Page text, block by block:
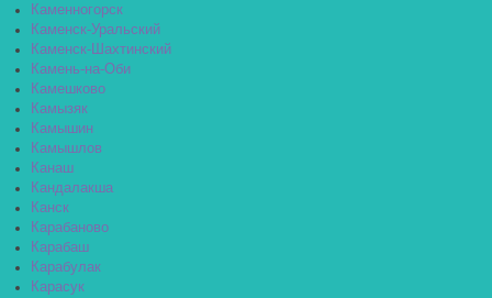
Каменногорск
Каменск-Уральский
Каменск-Шахтинский
Камень-на-Оби
Камешково
Камызяк
Камышин
Камышлов
Канаш
Кандалакша
Канск
Карабаново
Карабаш
Карабулак
Карасук